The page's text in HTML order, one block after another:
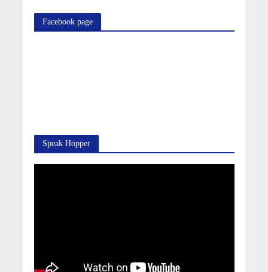
Facebook page
Speak Hopper